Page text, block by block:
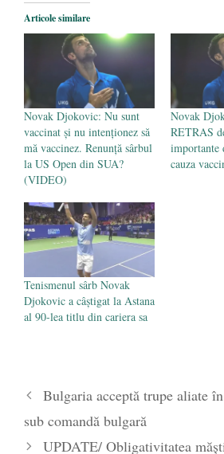
Legea Vexler produce
poetului Octavian Goga,
- 16 aprilie 2026
Articole similare
Novak Djokovic: Nu sunt
vaccinat şi nu intenţionez să
mă vaccinez. Renunță sârbul
la US Open din SUA?
(VIDEO)
Novak
RETRAS
importante
cauza
Tenismenul sârb Novak
Djokovic a câştigat la Astana
al 90-lea titlu din cariera sa
Bulgaria acceptă trupe aliate
sub comandă bulgară
UPDATE/ Obligativitatea